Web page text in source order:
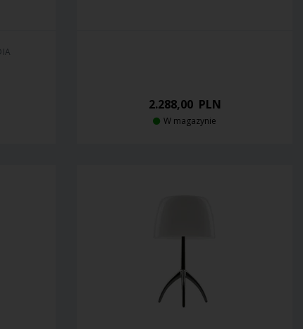
2.288,00PLN
W magazynie